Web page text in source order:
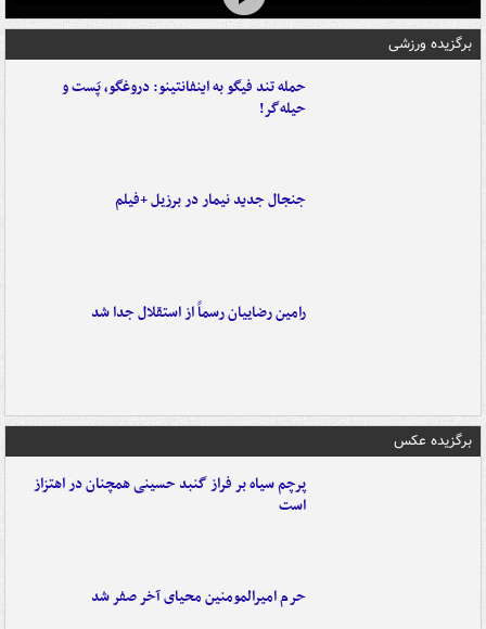
برگزیده ورزشی
حمله تند فیگو به اینفانتینو: دروغگو، پَست‌ و
حیله‌گر!
جنجال جدید نیمار در برزیل +فیلم
رامین رضاییان رسماً از استقلال جدا شد
برگزیده عکس
پرچم سیاه بر فراز گنبد حسینی همچنان در اهتزاز
است
حرم امیرالمومنین محیای آخر صفر شد